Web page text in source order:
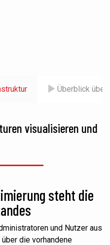
Überblick
visualisieren und
steht die
und Nutzer aus
die vorhandene